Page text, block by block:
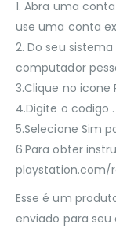
1. Abra uma
use uma conta
2. Do seu sistema
computador
3.Clique no icone
4.Digite o codigo .
5.Selecione Sim
6.Para obter
playstation.com/
Esse é um
enviado para seu